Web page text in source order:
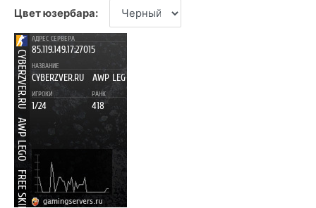
Цвет юзербара: